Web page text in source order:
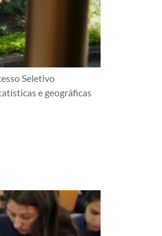
Seletivo
e geográficas